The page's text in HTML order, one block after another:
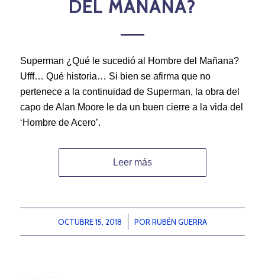
DEL MAÑANA?
Superman ¿Qué le sucedió al Hombre del Mañana?
Ufff… Qué historia… Si bien se afirma que no
pertenece a la continuidad de Superman, la obra del
capo de Alan Moore le da un buen cierre a la vida del
‘Hombre de Acero’.
Leer más
OCTUBRE 15, 2018
/ POR RUBÉN GUERRA